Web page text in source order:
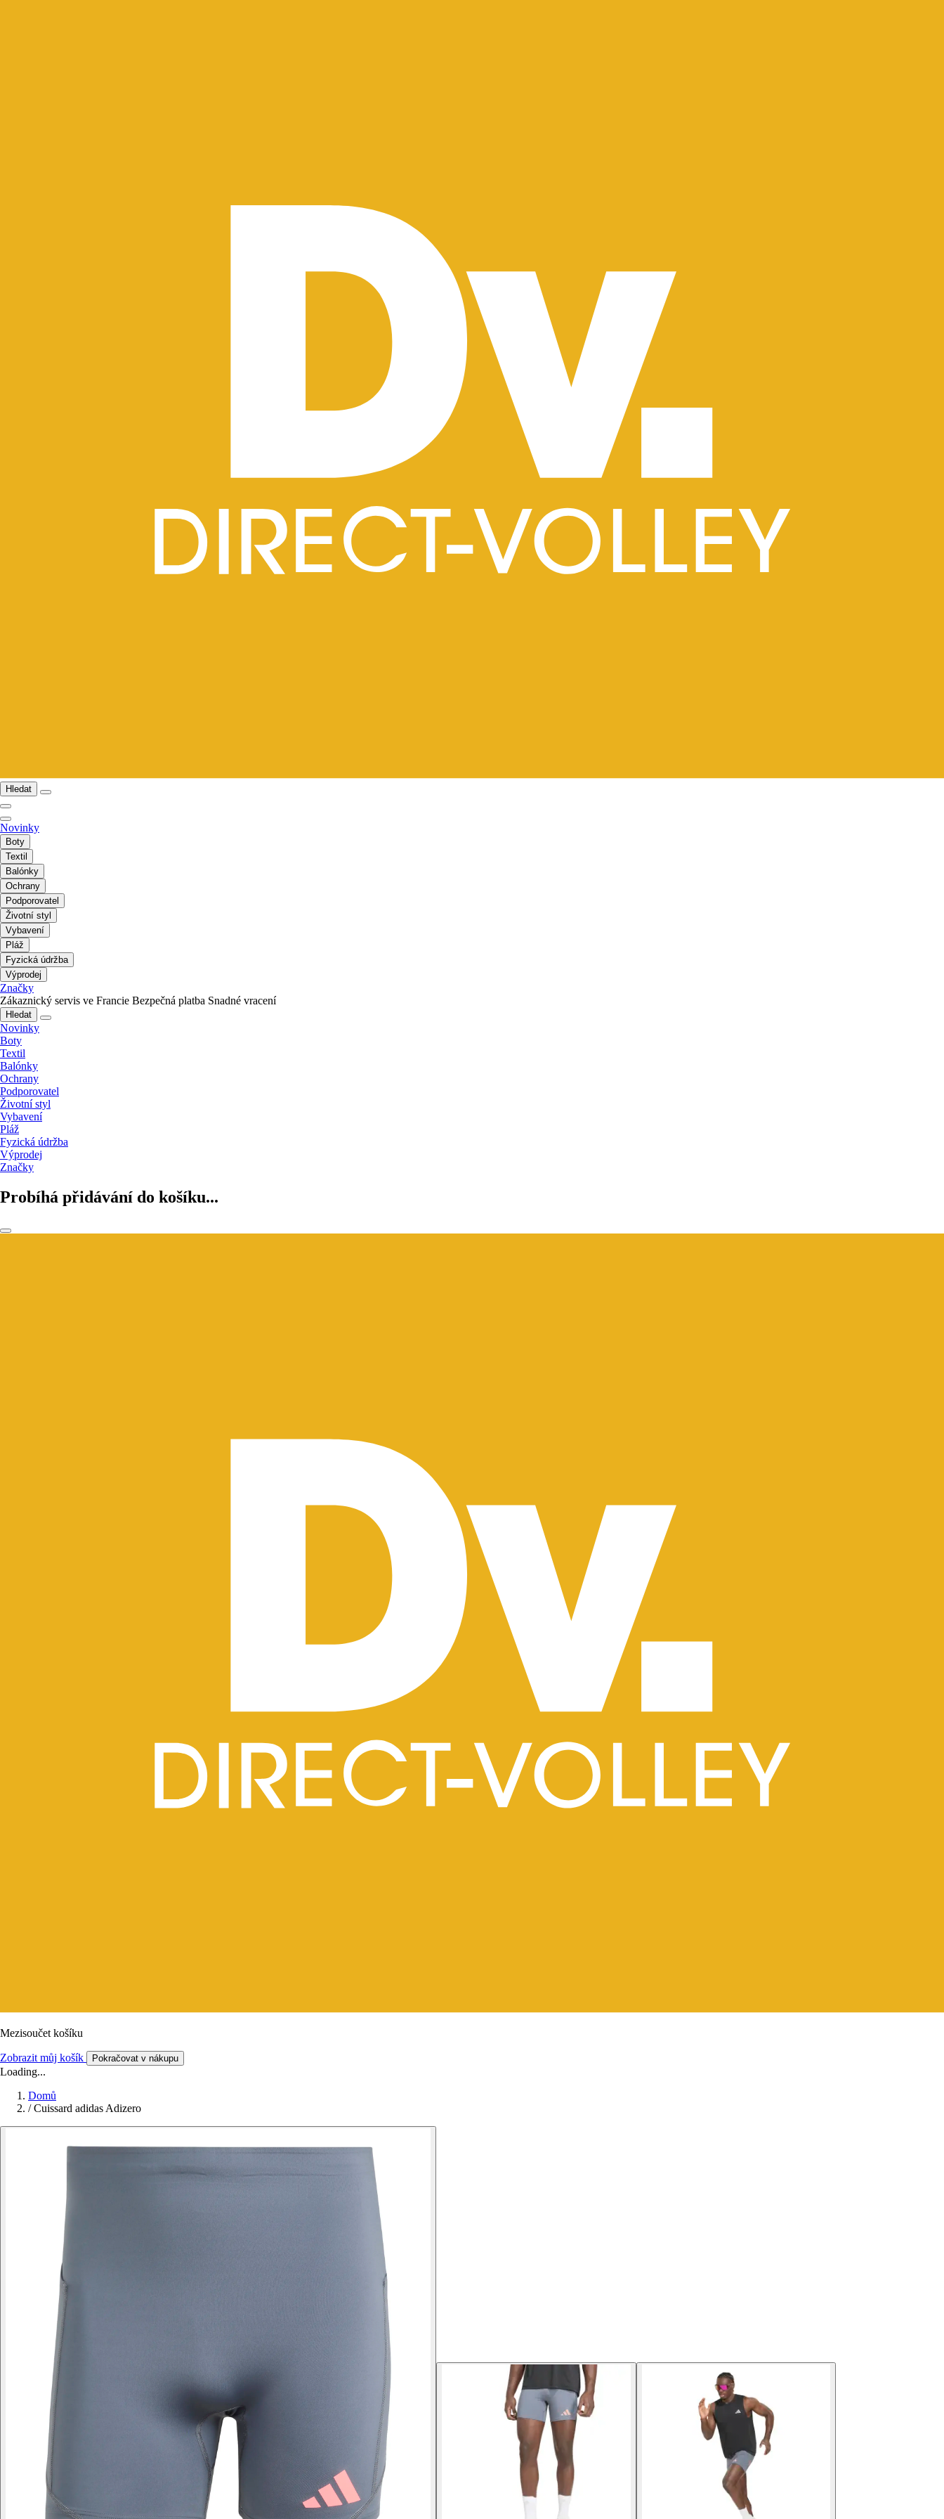
Hledat
Novinky
Boty
Textil
Balónky
Ochrany
Podporovatel
Životní styl
Vybavení
Pláž
Fyzická údržba
Výprodej
Značky
Zákaznický servis ve Francie Bezpečná platba Snadné vracení
Hledat
Novinky
Boty
Textil
Balónky
Ochrany
Podporovatel
Životní styl
Vybavení
Pláž
Fyzická údržba
Výprodej
Značky
Probíhá přidávání do košíku...
Mezisoučet košíku
Zobrazit můj košík Pokračovat v nákupu
Loading...
Domů
/ Cuissard adidas Adizero